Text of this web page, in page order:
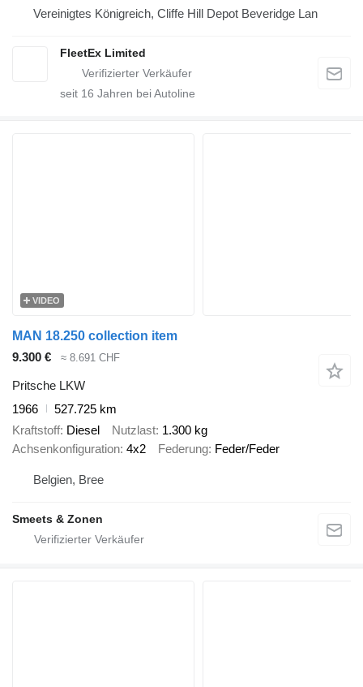
Vereinigtes Königreich, Cliffe Hill Depot Beveridge Lan
FleetEx Limited
seit 16 Jahren bei Autoline
VIDEO
MAN 18.250 collection item
9.300 €
≈ 8.691 CHF
Pritsche LKW
1966
527.725 km
Kraftstoff Diesel Nutzlast 1.300 kg
Achsenkonfiguration 4x2 Federung Feder/Feder
Belgien, Bree
Smeets & Zonen